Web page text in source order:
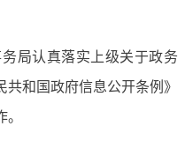
局认真落实上级关于政务
和国政府信息公开条例》